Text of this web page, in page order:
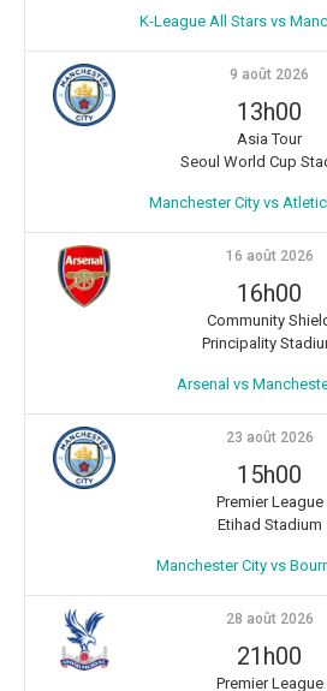
K-League All Stars vs
9 août 2026
13h00
Asia Tour
Seoul World Cup
Manchester City vs
16 août 2026
16h00
Community
Principality
Arsenal vs
23 août 2026
15h00
Premier League
Etihad Stadium
Manchester City vs
28 août 2026
21h00
Premier League